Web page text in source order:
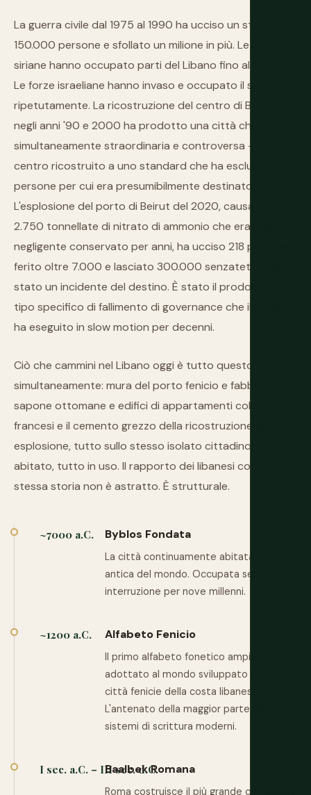
La guerra civile dal 1975 al 1990 ha ucciso un stimato
150.000 persone e sfollato un milione in più. Le forze
siriane hanno occupato parti del Libano fino al 2005.
Le forze israeliane hanno invaso e occupato il sud
ripetutamente. La ricostruzione del centro di Beirut
negli anni '90 e 2000 ha prodotto una città che era
simultaneamente straordinaria e controversa — il
centro ricostruito a uno standard che ha escluso le
persone per cui era presumibilmente destinato.
L'esplosione del porto di Beirut del 2020, causata da
2.750 tonnellate di nitrato di ammonio che era stato
negligente conservato per anni, ha ucciso 218 persone,
ferito oltre 7.000 e lasciato 300.000 senzatetto. Non è
stato un incidente del destino. È stato il prodotto del
tipo specifico di fallimento di governance che il Libano
ha eseguito in slow motion per decenni.
Ciò che cammini nel Libano oggi è tutto questo
simultaneamente: mura del porto fenicio e fabbriche di
sapone ottomane e edifici di appartamenti coloniali
francesi e il cemento grezzo della ricostruzione post-
esplosione, tutto sullo stesso isolato cittadino, tutto
abitato, tutto in uso. Il rapporto dei libanesi con la loro
stessa storia non è astratto. È strutturale.
~7000 a.C. Byblos Fondata
La città continuamente abitata più
antica del mondo. Occupata senza
interruzione per nove millenni.
~1200 a.C. Alfabeto Fenicio
Il primo alfabeto fonetico ampiamente
adottato al mondo sviluppato nelle
città fenicie della costa libanese.
L'antenato della maggior parte dei
sistemi di scrittura moderni.
I sec. a.C. – III sec. d.C.
Baalbek Romana
Roma costruisce il più grande complesso